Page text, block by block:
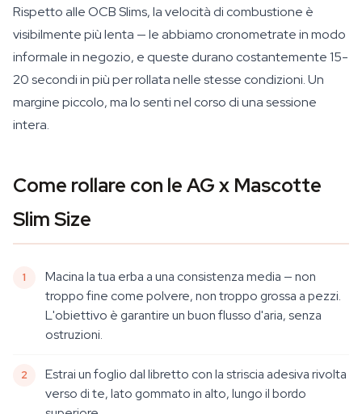
Rispetto alle OCB Slims, la velocità di combustione è
visibilmente più lenta — le abbiamo cronometrate in modo
informale in negozio, e queste durano costantemente 15-
20 secondi in più per rollata nelle stesse condizioni. Un
margine piccolo, ma lo senti nel corso di una sessione
intera.
Come rollare con le AG x Mascotte
Slim Size
Macina la tua erba a una consistenza media — non
troppo fine come polvere, non troppo grossa a pezzi.
L'obiettivo è garantire un buon flusso d'aria, senza
ostruzioni.
Estrai un foglio dal libretto con la striscia adesiva rivolta
verso di te, lato gommato in alto, lungo il bordo